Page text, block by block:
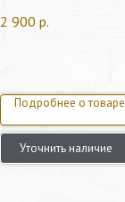
2 900 р.
Подробнее о товаре
Уточнить наличие